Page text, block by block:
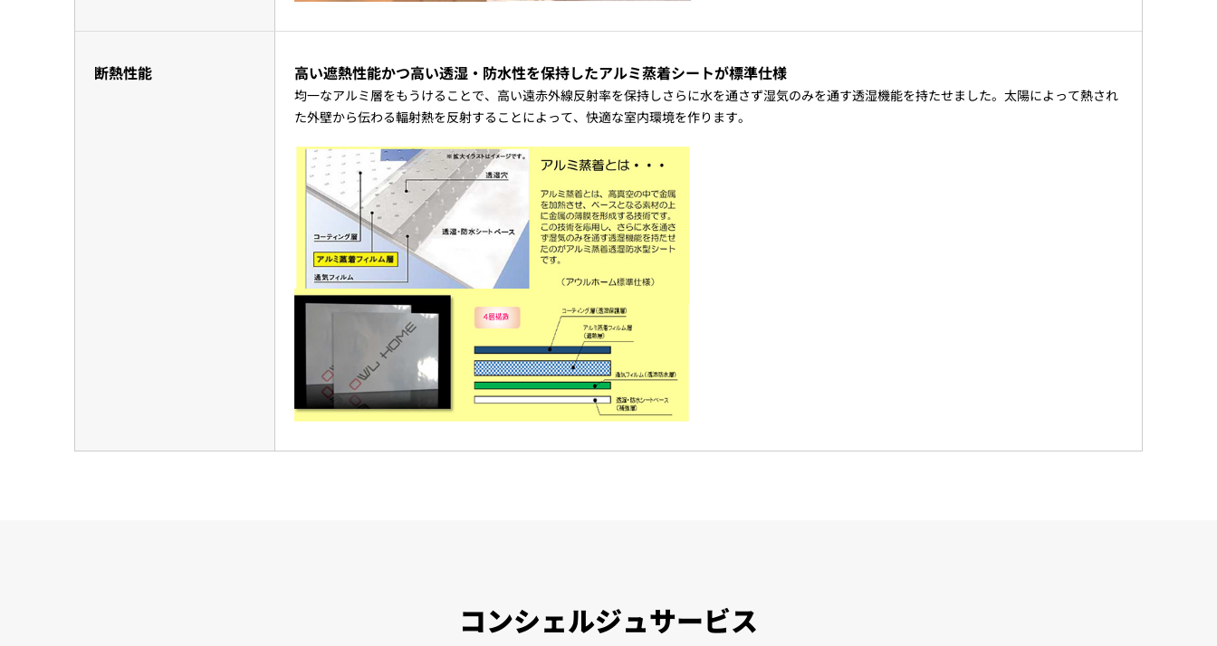
断熱性能 高い遮熱性能かつ高い透湿・防水性を保持したアルミ蒸着シートが標準仕様
均一なアルミ層をもうけることで、高い遠赤外線反射率を保持しさらに水を通さず湿気のみを通す透湿機能を持たせました。太陽によって熱され
た外壁から伝わる輻射熱を反射することによって、快適な室内環境を作ります。
コンシェルジュサービス